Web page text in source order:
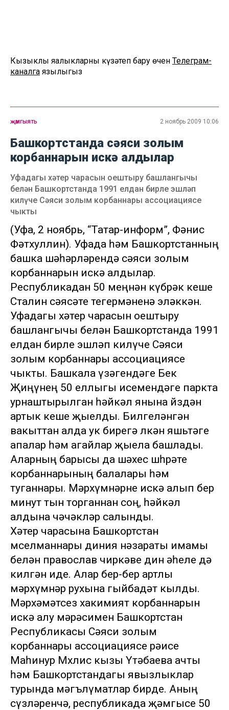
Кызыклы яңалыкларны күзәтеп бару өчен Телеграм-
каналга язылыгыз
җәмгыять 2 ноябрь 2009 10:06
Башкортстанда сәяси золым
корбаннарын искә алдылар
Уфадагы хәтер чарасын оештыру башлангычы
белән Башкортстанда 1991 елдан бирле эшләп
килүче Сәяси золым корбаннары ассоциациясе
чыкты
(Уфа, 2 ноябрь, “Татар-информ”, Фәнис
Фәтхуллин). Уфада һәм Башкортстанның
башка шәһәрләрендә сәяси золым
корбаннарын искә алдылар.
Республикадан 50 меңнән күбрәк кеше
Сталин сәясәте тегермәненә эләккән.
Уфадагы хәтер чарасын оештыру
башлангычы белән Башкортстанда 1991
елдан бирле эшләп килүче Сәяси
золым корбаннары ассоциациясе
чыкты. Башкала үзәгендәге Бөек
Җиңүнең 50 еллыгы исемендәге паркта
урнаштырылган һәйкәл янына йөздән
артык кеше җыелды. Билгеләнгән
вакыттан алда ук бирегә өлкән яшьтәге
апалар һәм агайлар җыела башлады.
Аларның барысы да шәхес шөһрәте
корбаннарының балалары һәм
туганнары. Мәрхүмнәрне искә алып бер
минут тын торганнан соң, һәйкәл
алдына чәчәкләр салынды.
Хәтер чарасына Башкортстан
мөселманнары диния нәзараты имамы
белән православ чиркәве дин әһеле дә
килгән иде. Алар бер-бер артлы
мәрхүмнәр рухына гыйбадәт кылды.
Мәрхәмәтсез хакимият корбаннарын
искә алу мәрәсимен Башкортстан
Республикасы Сәяси золым
корбаннары ассоциациясе рәисе
Маһинур Мөхлис кызы Үтәбаева ачты
һәм Башкортстандагы явызлыклар
турында мәгълүматлар бирде. Аның
сүзләренчә, республикада җәмгысе 50